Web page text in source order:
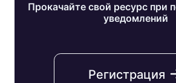
Прокачайте свой ресурс
уведомлений
Регистрация